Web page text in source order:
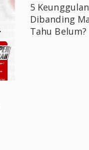
5
Dibanding
Tahu Belum?